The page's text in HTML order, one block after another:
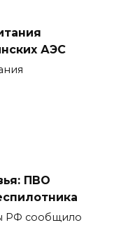
АЭС
ПВО
РФ сообщило